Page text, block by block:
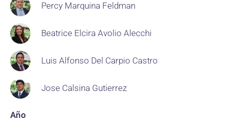
Percy Marquina Feldman
Beatrice Elcira Avolio Alecchi
Luis Alfonso Del Carpio Castro
Jose Calsina Gutierrez
Año